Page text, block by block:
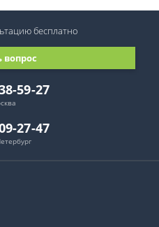
59-27
27-47
вопрос
бесплатно